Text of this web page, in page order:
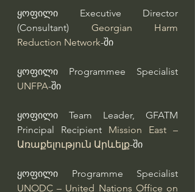
ყოფილი Executive Director
(Consultant) Georgian Harm
Reduction Network-ში
UNFPA-ში
ყოფილი Team Leader, GFATM
Principal Recipient Mission East –
Առաքելություն Արևելք-ში
UNODC – United Nations Office on